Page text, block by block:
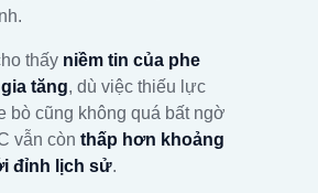
thấy niềm tin của phe
tăng, dù việc thiếu lực
bò cũng không quá bất ngờ
vẫn còn thấp hơn khoảng
đỉnh lịch sử.